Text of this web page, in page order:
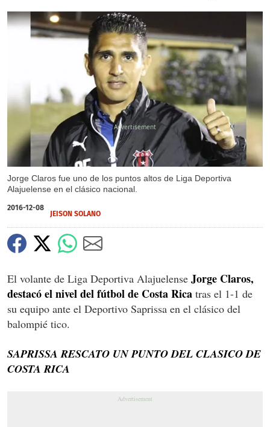
Jorge Claros fue uno de los puntos altos de Liga Deportiva
Alajuelense en el clásico nacional.
X
2016-12-08
JEISON SOLANO
El volante de Liga Deportiva Alajuelense Jorge Claros,
destacó el nivel del fútbol de Costa Rica tras el 1-1 de
su equipo ante el Deportivo Saprissa en el clásico del
balompié tico.
SAPRISSA RESCATO UN PUNTO DEL CLASICO DE
COSTA RICA